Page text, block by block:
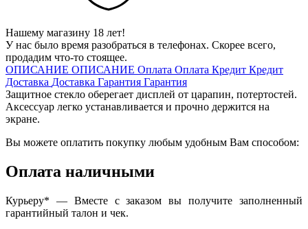
Нашему магазину 18 лет!
У нас было время разобраться в телефонах. Скорее всего,
продадим что-то стоящее.
ОПИСАНИЕ ОПИСАНИЕ Оплата Оплата Кредит Кредит
Доставка Доставка Гарантия Гарантия
Защитное стекло оберегает дисплей от царапин, потертостей.
Аксессуар легко устанавливается и прочно держится на
экране.
Вы можете оплатить покупку любым удобным Вам способом:
Оплата наличными
Курьеру* — Вместе с заказом вы получите заполненный
гарантийный талон и чек.